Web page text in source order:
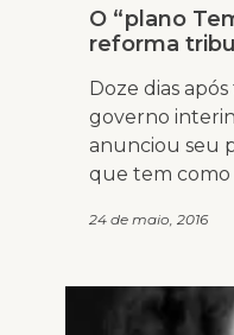
O “plano
reforma
Doze dias
governo
anunciou seu
que tem como
24 de maio, 2016